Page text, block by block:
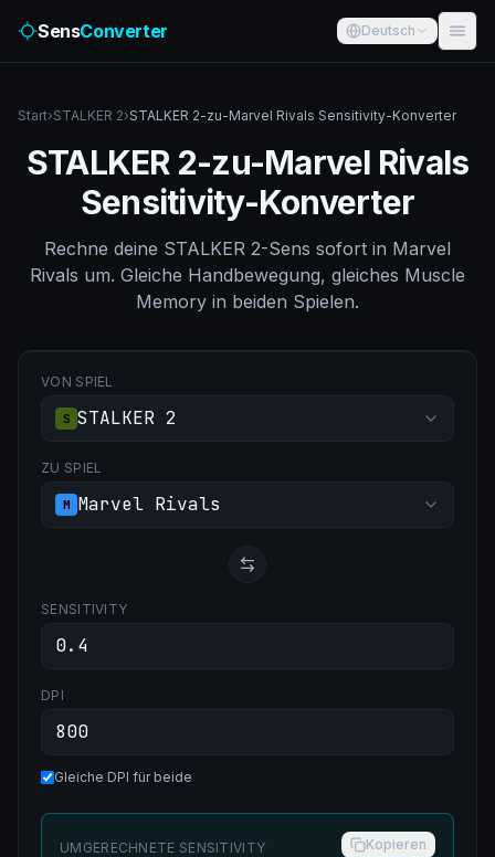
SensConverter Deutsch
Start›STALKER 2›STALKER 2-zu-Marvel Rivals Sensitivity-Konverter
STALKER 2-zu-Marvel Rivals
Sensitivity-Konverter
Rechne deine STALKER 2-Sens sofort in Marvel
Rivals um. Gleiche Handbewegung, gleiches Muscle
Memory in beiden Spielen.
VON SPIEL
S STALKER 2
ZU SPIEL
M Marvel Rivals
SENSITIVITY
DPI
Gleiche DPI für beide
UMGERECHNETE SENSITIVITY Kopieren